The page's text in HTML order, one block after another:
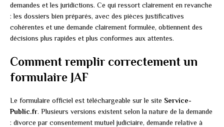
demandes et les juridictions. Ce qui ressort clairement en revanche
: les dossiers bien préparés, avec des pièces justificatives
cohérentes et une demande clairement formulée, obtiennent des
décisions plus rapides et plus conformes aux attentes.
Comment remplir correctement un
formulaire JAF
Le formulaire officiel est téléchargeable sur le site Service-
Public.fr. Plusieurs versions existent selon la nature de la demande
: divorce par consentement mutuel judiciaire, demande relative à